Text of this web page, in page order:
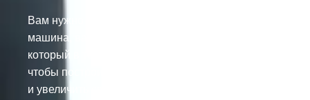
Вам нужно больше, чем просто качественная
машина, вам нужен ветеран -поставщик,
который в течение 30 лет работает на местах,
чтобы построить вашу производственную линию
и увеличить свою прибыль. Пусть оборудование